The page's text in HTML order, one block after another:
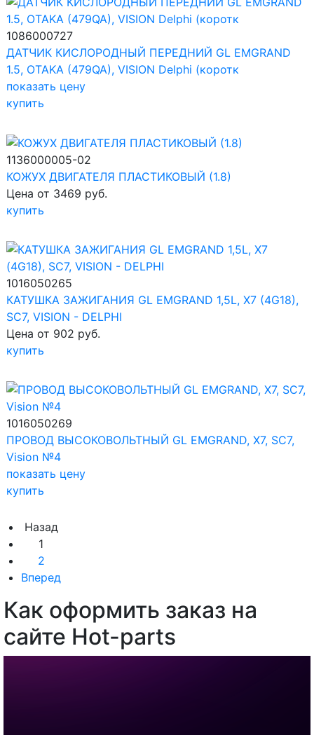
1086000727
ДАТЧИК КИСЛОРОДНЫЙ ПЕРЕДНИЙ GL EMGRAND
1.5, OTAKA (479QA), VISION Delphi (коротк
показать цену
купить
1136000005-02
КОЖУХ ДВИГАТЕЛЯ ПЛАСТИКОВЫЙ (1.8)
Цена от 3469 руб.
купить
1016050265
КАТУШКА ЗАЖИГАНИЯ GL EMGRAND 1,5L, X7 (4G18),
SC7, VISION - DELPHI
Цена от 902 руб.
купить
1016050269
ПРОВОД ВЫСОКОВОЛЬТНЫЙ GL EMGRAND, X7, SC7,
Vision №4
показать цену
купить
Назад
1
2
Вперед
Как оформить заказ на
сайте Hot-parts